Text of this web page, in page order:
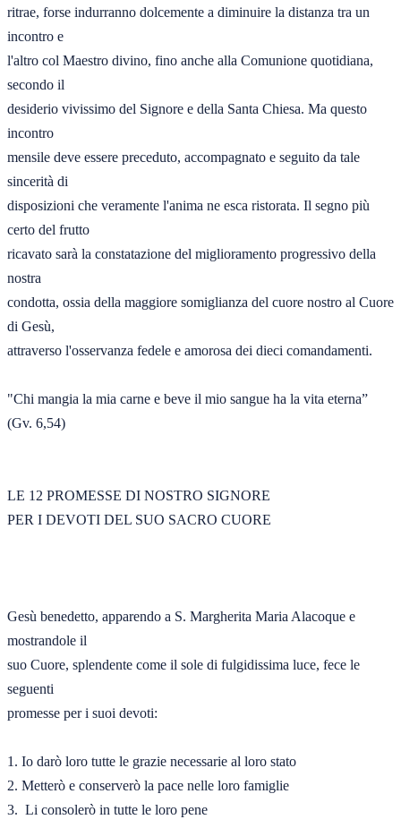
ritrae, forse indurranno dolcemente a diminuire la distanza tra un
incontro e
l'altro col Maestro divino, fino anche alla Comunione quotidiana,
secondo il
desiderio vivissimo del Signore e della Santa Chiesa. Ma questo
incontro
mensile deve essere preceduto, accompagnato e seguito da tale
sincerità di
disposizioni che veramente l'anima ne esca ristorata. Il segno più
certo del frutto
ricavato sarà la constatazione del miglioramento progressivo della
nostra
condotta, ossia della maggiore somiglianza del cuore nostro al Cuore
di Gesù,
attraverso l'osservanza fedele e amorosa dei dieci comandamenti.
"Chi mangia la mia carne e beve il mio sangue ha la vita eterna”
(Gv. 6,54)
LE 12 PROMESSE DI NOSTRO SIGNORE
PER I DEVOTI DEL SUO SACRO CUORE
Gesù benedetto, apparendo a S. Margherita Maria Alacoque e
mostrandole il
suo Cuore, splendente come il sole di fulgidissima luce, fece le
seguenti
promesse per i suoi devoti:
1. Io darò loro tutte le grazie necessarie al loro stato
2. Metterò e conserverò la pace nelle loro famiglie
3.  Li consolerò in tutte le loro pene